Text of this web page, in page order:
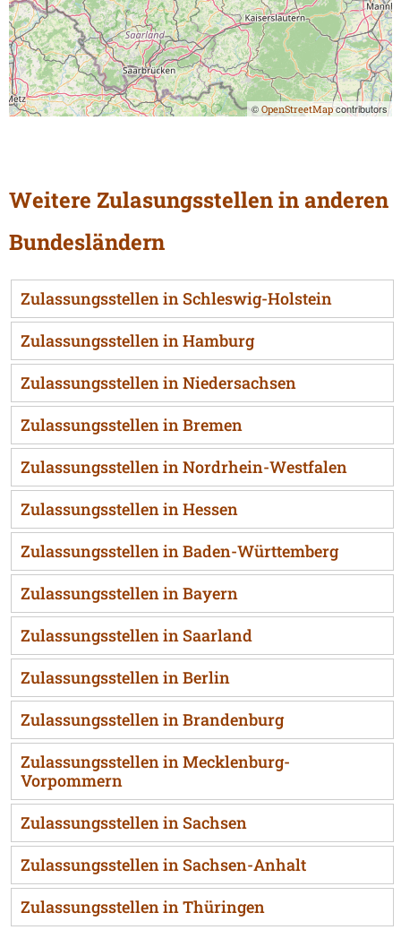
© OpenStreetMapcontributors
Weitere Zulasungsstellen in anderen
Bundesländern
Zulassungsstellen in Schleswig-Holstein
Zulassungsstellen in Hamburg
Zulassungsstellen in Niedersachsen
Zulassungsstellen in Bremen
Zulassungsstellen in Nordrhein-Westfalen
Zulassungsstellen in Hessen
Zulassungsstellen in Baden-Württemberg
Zulassungsstellen in Bayern
Zulassungsstellen in Saarland
Zulassungsstellen in Berlin
Zulassungsstellen in Brandenburg
Zulassungsstellen in Mecklenburg-
Vorpommern
Zulassungsstellen in Sachsen
Zulassungsstellen in Sachsen-Anhalt
Zulassungsstellen in Thüringen